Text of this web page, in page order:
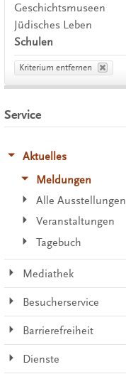
Geschichtsmuseen
Jüdisches Leben
Schulen
Kriterium entfernen
Service
Aktuelles
Meldungen
Alle Ausstellungen
Veranstaltungen
Tagebuch
Mediathek
Besucherservice
Barrierefreiheit
Dienste